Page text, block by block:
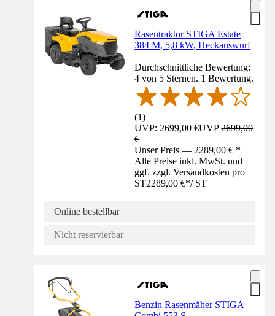
Rasentraktor STIGA Estate
384 M, 5,8 kW, Heckauswurf
Durchschnittliche Bewertung:
4 von 5 Sternen. 1 Bewertung.
(1)
UVP: 2699,00 €UVP2699,00
€
Unser Preis — 2289,00 € *
Alle Preise inkl. MwSt. und
ggf. zzgl. Versandkosten pro
ST2289,00 €*/ ST
Online bestellbar
Nicht reservierbar
Benzin Rasenmäher STIGA